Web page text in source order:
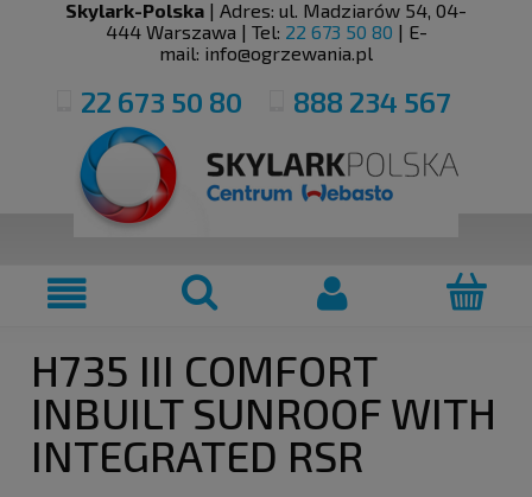
Skylark-Polska | Adres: ul. Madziarów 54, 04-
444 Warszawa | Tel: 22 673 50 80 | E-
mail: info@ogrzewania.pl
22 673 50 80 888 234 567
H735 III COMFORT
INBUILT SUNROOF WITH
INTEGRATED RSR